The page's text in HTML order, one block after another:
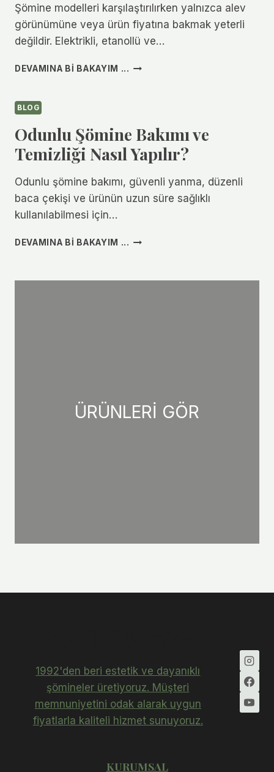
Şömine modelleri karşılaştırılırken yalnızca alev
görünümüne veya ürün fiyatına bakmak yeterli
değildir. Elektrikli, etanollü ve…
DEVAMINA BI BAKAYIM ... ELEKTRIKLI,
MODELLERI
KARŞILAŞTIRILMASI
BLOG
Odunlu Şömine Bakımı ve
Temizliği Nasıl Yapılır?
Odunlu şömine bakımı, güvenli yanma, düzenli
baca çekişi ve ürünün uzun süre sağlıklı
kullanılabilmesi için…
DEVAMINA BI BAKAYIM ... ODUNLU
ÜRÜNLERİ GÖR
1992'den beri estetik ve dayanıklı
şömineler üretiyoruz. Müşteri
memnuniyetini odak alarak uygun
fiyatlarla kaliteli hizmet sunuyoruz.
KURUMSAL